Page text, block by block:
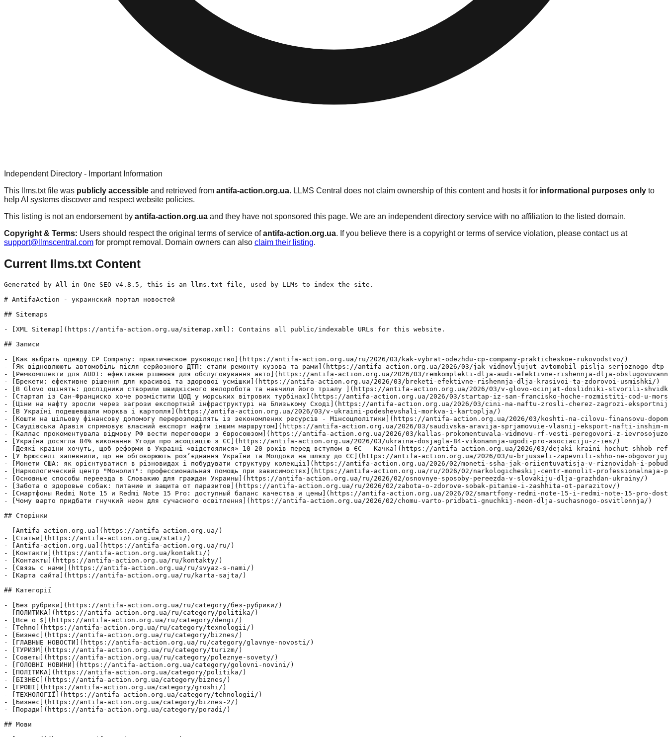
Independent Directory - Important Information
This llms.txt file was publicly accessible and retrieved from antifa-action.org.ua. LLMS Central does not claim ownership of this content and hosts it for informational purposes only to
help AI systems discover and respect website policies.
This listing is not an endorsement by antifa-action.org.ua and they have not sponsored this page. We are an independent directory service with no affiliation to the listed domain.
Copyright & Terms: Users should respect the original terms of service ofantifa-action.org.ua. If you believe there is a copyright or terms of service violation, please contact us at
support@llmscentral.com for prompt removal. Domain owners can also claim their listing.
Current llms.txt Content
Generated by All in One SEO v4.8.5, this is an llms.txt file, used by LLMs to index the site.
# AntifaAction - украинский портал новостей
## Sitemaps
- [XML Sitemap](https://antifa-action.org.ua/sitemap.xml): Contains all public/indexable URLs for this website.
## Записи
- [Как выбрать одежду CP Company: практическое руководство](https://antifa-action.org.ua/ru/2026/03/kak-vybrat-odezhdu-cp-company-prakticheskoe-rukovodstvo/)
- [Як відновлюють автомобіль після серйозного ДТП: етапи ремонту кузова та рами](https://antifa-action.org.ua/2026/03/jak-vidnovljujut-avtomobil-pislja-serjoznogo-
- [Ремкомплекти для AUDI: ефективне рішення для обслуговування авто](https://antifa-action.org.ua/2026/03/remkomplekti-dlja-audi-efektivne-rishennja-dlja-
- [Брекети: ефективне рішення для красивої та здорової усмішки](https://antifa-action.org.ua/2026/03/breketi-efektivne-rishennja-dlja-krasivoi-ta-zdorovoi-usmishki/)
- [В Glovo оцінять: дослідники створили швидкісного велоробота та навчили його тріалу ](https://antifa-action.org.ua/2026/03/v-glovo-ocinjat-doslidniki-stvorili-
- [Стартап із Сан-Франциско хоче розмістити ЦОД у морських вітрових турбінах](https://antifa-action.org.ua/2026/03/startap-iz-san-francisko-hoche-rozmistiti-cod-u-
- [Ціни на нафту зросли через загрози експортній інфраструктурі на Близькому Сході](https://antifa-action.org.ua/2026/03/cini-na-naftu-zrosli-cherez-zagrozi-
- [В Україні подешевшали морква і картопля](https://antifa-action.org.ua/2026/03/v-ukraini-podeshevshali-morkva-i-kartoplja/)
- [Кошти на цільову фінансову допомогу перерозподілять із зекономлених ресурсів - Мінсоцполітики](https://antifa-action.org.ua/2026/03/koshti-na-cilovu-finansovu-
- [Саудівська Аравія спрямовує власний експорт нафти іншим маршрутом](https://antifa-action.org.ua/2026/03/saudivska-aravija-sprjamovuie-vlasnij-eksport-nafti-inshim-
- [Каллас прокоментувала відмову РФ вести переговори з Євросоюзом](https://antifa-action.org.ua/2026/03/kallas-prokomentuvala-vidmovu-rf-vesti-peregovori-z-
- [Україна досягла 84% виконання Угоди про асоціацію з ЄС](https://antifa-action.org.ua/2026/03/ukraina-dosjagla-84-vikonannja-ugodi-pro-asociaciju-z-ies/)
- [Деякі країни хочуть, щоб реформи в Україні «відстоялися» 10-20 років перед вступом в ЄС - Качка](https://antifa-action.org.ua/2026/03/dejaki-kraini-hochut-
- [У Брюсселі запевнили, що не обговорюють роз’єднання України та Молдови на шляху до ЄС](https://antifa-action.org.ua/2026/03/u-brjusseli-zapevnili-shho-ne-
- [Монети США: як орієнтуватися в різновидах і побудувати структуру колекції](https://antifa-action.org.ua/2026/02/moneti-ssha-jak-oriientuvatisja-v-riznovidah-i-
- [Наркологический центр "Монолит": профессиональная помощь при зависимостях](https://antifa-action.org.ua/ru/2026/02/narkologicheskij-centr-monolit-
- [Основные способы переезда в Словакию для граждан Украины](https://antifa-action.org.ua/ru/2026/02/osnovnye-sposoby-pereezda-v-slovakiju-dlja-grazhdan-ukrainy/)
- [Забота о здоровье собак: питание и защита от паразитов](https://antifa-action.org.ua/ru/2026/02/zabota-o-zdorove-sobak-pitanie-i-zashhita-ot-parazitov/)
- [Смартфоны Redmi Note 15 и Redmi Note 15 Pro: доступный баланс качества и цены](https://antifa-action.org.ua/2026/02/smartfony-redmi-note-15-i-redmi-note-15-pro-
- [Чому варто придбати гнучкий неон для сучасного освітлення](https://antifa-action.org.ua/2026/02/chomu-varto-pridbati-gnuchkij-neon-dlja-suchasnogo-osvitlennja/)
## Сторінки
- [Antifa-action.org.ua](https://antifa-action.org.ua/)
- [Статьи](https://antifa-action.org.ua/stati/)
- [Antifa-action.org.ua](https://antifa-action.org.ua/ru/)
- [Контакти](https://antifa-action.org.ua/kontakti/)
- [Контакты](https://antifa-action.org.ua/ru/kontakty/)
- [Связь с нами](https://antifa-action.org.ua/ru/svyaz-s-nami/)
- [Карта сайта](https://antifa-action.org.ua/ru/karta-sajta/)
## Категорії
- [Без рубрики](https://antifa-action.org.ua/ru/category/без-рубрики/)
- [ПОЛИТИКА](https://antifa-action.org.ua/ru/category/politika/)
- [Все о $](https://antifa-action.org.ua/ru/category/dengi/)
- [Tehno](https://antifa-action.org.ua/ru/category/texnologii/)
- [Бизнес](https://antifa-action.org.ua/ru/category/biznes/)
- [ГЛАВНЫЕ НОВОСТИ](https://antifa-action.org.ua/ru/category/glavnye-novosti/)
- [ТУРИЗМ](https://antifa-action.org.ua/ru/category/turizm/)
- [Советы](https://antifa-action.org.ua/ru/category/poleznye-sovety/)
- [ГОЛОВНІ НОВИНИ](https://antifa-action.org.ua/category/golovni-novini/)
- [ПОЛІТИКА](https://antifa-action.org.ua/category/politika/)
- [БІЗНЕС](https://antifa-action.org.ua/category/biznes/)
- [ГРОШІ](https://antifa-action.org.ua/category/groshi/)
- [ТЕХНОЛОГІЇ](https://antifa-action.org.ua/category/tehnologii/)
- [Бизнес](https://antifa-action.org.ua/category/biznes-2/)
- [Поради](https://antifa-action.org.ua/category/poradi/)
## Мови